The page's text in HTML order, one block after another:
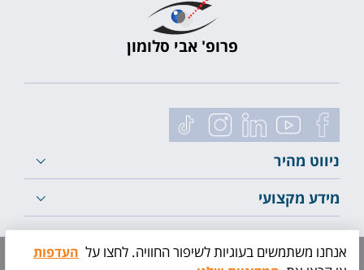
פרופ' אבי סלומון
ניווט מהיר
מידע מקצועי
לייעוץ ראשוני
אנחנו משתמשים בעוגיות לשיפור החוויה. לחצו על העדפות